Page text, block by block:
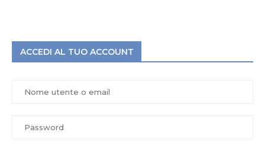
ACCEDI AL TUO ACCOUNT